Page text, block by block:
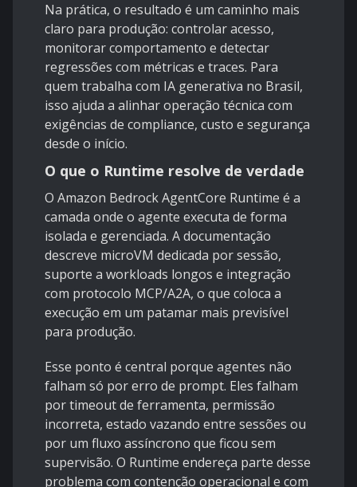
Na prática, o resultado é um caminho mais
claro para produção: controlar acesso,
monitorar comportamento e detectar
regressões com métricas e traces. Para
quem trabalha com IA generativa no Brasil,
isso ajuda a alinhar operação técnica com
exigências de compliance, custo e segurança
desde o início.
O que o Runtime resolve de verdade
O Amazon Bedrock AgentCore Runtime é a
camada onde o agente executa de forma
isolada e gerenciada. A documentação
descreve microVM dedicada por sessão,
suporte a workloads longos e integração
com protocolo MCP/A2A, o que coloca a
execução em um patamar mais previsível
para produção.
Esse ponto é central porque agentes não
falham só por erro de prompt. Eles falham
por timeout de ferramenta, permissão
incorreta, estado vazando entre sessões ou
por um fluxo assíncrono que ficou sem
supervisão. O Runtime endereça parte desse
problema com contenção operacional e com